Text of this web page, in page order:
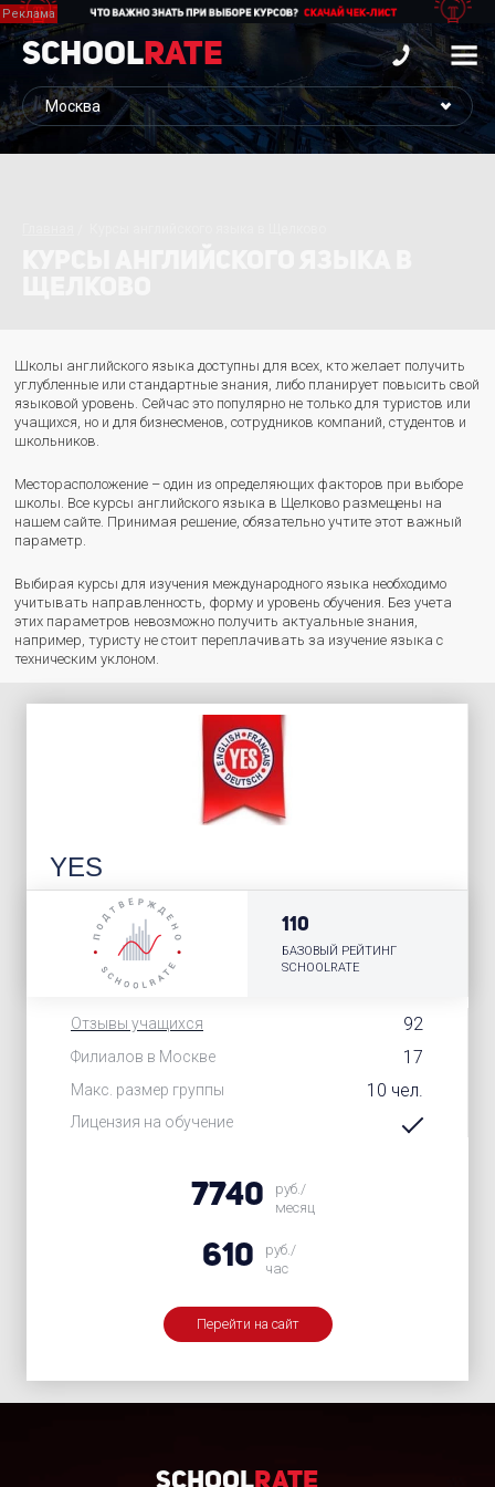
School Rate
Школы английского языка доступны для всех, кто желает получить
углубленные или стандартные знания, либо планирует повысить свой
языковой уровень. Сейчас это популярно не только для туристов или
учащихся, но и для бизнесменов, сотрудников компаний, студентов и
школьников.
Месторасположение – один из определяющих факторов при выборе
школы. Все курсы английского языка в Щелково размещены на
нашем сайте. Принимая решение, обязательно учтите этот важный
параметр.
Выбирая курсы для изучения международного языка необходимо
учитывать направленность, форму и уровень обучения. Без учета
этих параметров невозможно получить актуальные знания,
например, туристу не стоит переплачивать за изучение языка с
техническим уклоном.
YES
Отзывы учащихся 92
Филиалов в Москве 17
Макс. размер группы 10 чел.
Лицензия на обучение
110
БАЗОВЫЙ РЕЙТИНГ
SCHOOLRATE
7740
руб./
месяц
610
руб./
час
Перейти на сайт